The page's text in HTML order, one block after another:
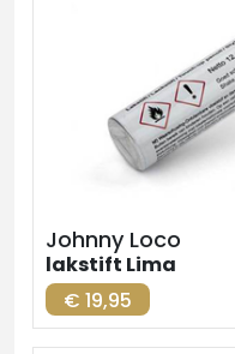
Johnny Loco
lakstift Lima
€ 19,95